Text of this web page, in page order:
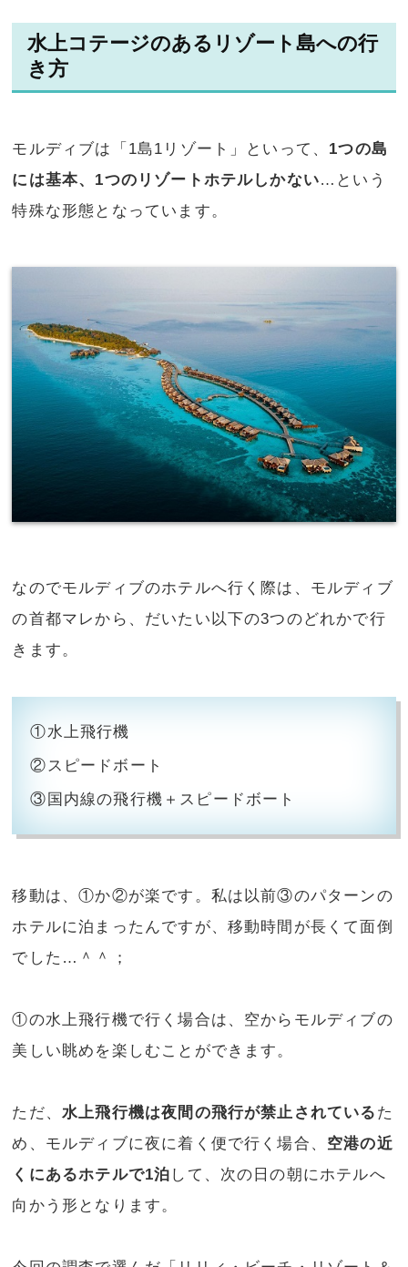
水上コテージのあるリゾート島への行
き方
モルディブは「1島1リゾート」といって、 1つの島
には基本、1つのリゾートホテルしかない…という
特殊な形態となっています。
なのでモルディブのホテルへ行く際は、モルディブ
の首都マレから、だいたい以下の3つのどれかで行
きます。
①水上飛行機
②スピードボート
③国内線の飛行機＋スピードボート
移動は、①か②が楽です。私は以前③のパターンの
ホテルに泊まったんですが、移動時間が長くて面倒
でした…＾＾；
①の水上飛行機で行く場合は、空からモルディブの
美しい眺めを楽しむことができます。
ただ、水上飛行機は夜間の飛行が禁止されている た
め、モルディブに夜に着く便で行く場合、 空港の近
くにあるホテルで1泊 して、次の日の朝にホテルへ
向かう形となります。